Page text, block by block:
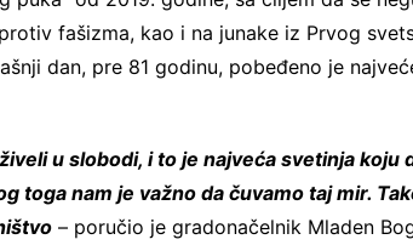
fašizma, kao i na junake iz Prvog
dan, pre 81 godinu, pobeđeno je
u slobodi, i to je najveća svetinja koju
toga nam je važno da čuvamo taj mir.
– poručio je gradonačelnik Mladen